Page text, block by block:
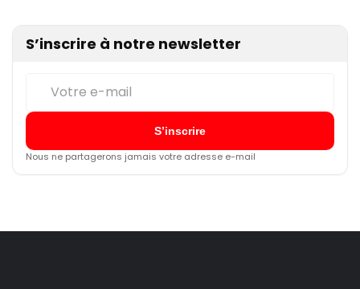
S’inscrire à notre newsletter
Nous ne partagerons jamais votre adresse e-mail